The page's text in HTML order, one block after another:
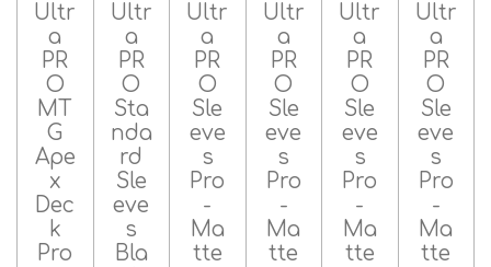
Ultr
a
PR
O
MT
G
Ape
x
Dec
k
Pro
Ultr
a
PR
O
Sta
nda
rd
Sle
eve
s
Bla
Ultr
a
PR
O
Sle
eve
s
Pro
-
Ma
tte
Ultr
a
PR
O
Sle
eve
s
Pro
-
Ma
tte
Ultr
a
PR
O
Sle
eve
s
Pro
-
Ma
tte
Ultr
a
PR
O
Sle
eve
s
Pro
-
Ma
tte